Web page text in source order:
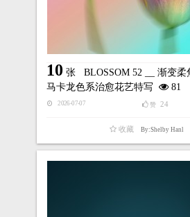
10 张 BLOSSOM 52 __ 渐变
马卡龙色系治愈花艺特写
81
2026-07-07 赞 24
收藏 By:Shelby Hanl